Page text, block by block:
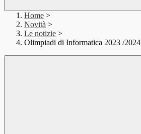
Home >
Novità >
Le notizie >
Olimpiadi di Informatica 2023 /2024